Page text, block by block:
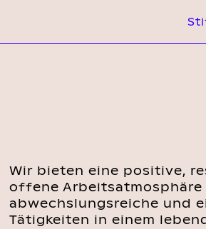
Wir bieten eine positive,
offene Arbeitsatmosphäre
abwechslungsreiche und
Tätigkeiten in einem